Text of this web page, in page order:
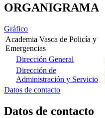
ORGANIGRAMA
Gráfico
Academia Vasca de Policía y
Emergencias
Dirección General
Dirección de
Administración y Servicio
Datos de contacto
Datos de contacto